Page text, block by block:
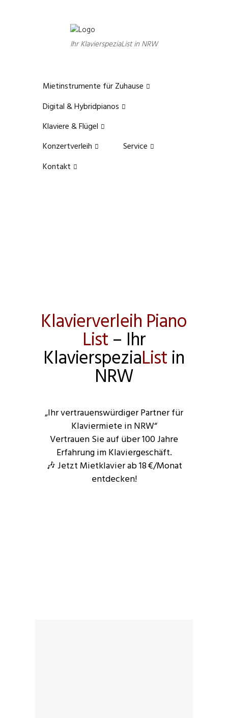
Ihr KlavierspeziaList in NRW
Mietinstrumente für Zuhause
Digital & Hybridpianos
Klaviere & Flügel
Konzertverleih
Service
Kontakt
Klavierverleih Piano
List– Ihr
KlavierspeziaListin
NRW
„Ihr vertrauenswürdiger Partner für
Klaviermiete in NRW“
Vertrauen Sie auf über 100 Jahre
Erfahrung im Klaviergeschäft.
🎶 Jetzt Mietklavier ab 18 €/Monat
entdecken!